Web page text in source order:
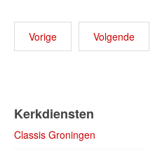
Vorige Volgende
Kerkdiensten
Classis Groningen